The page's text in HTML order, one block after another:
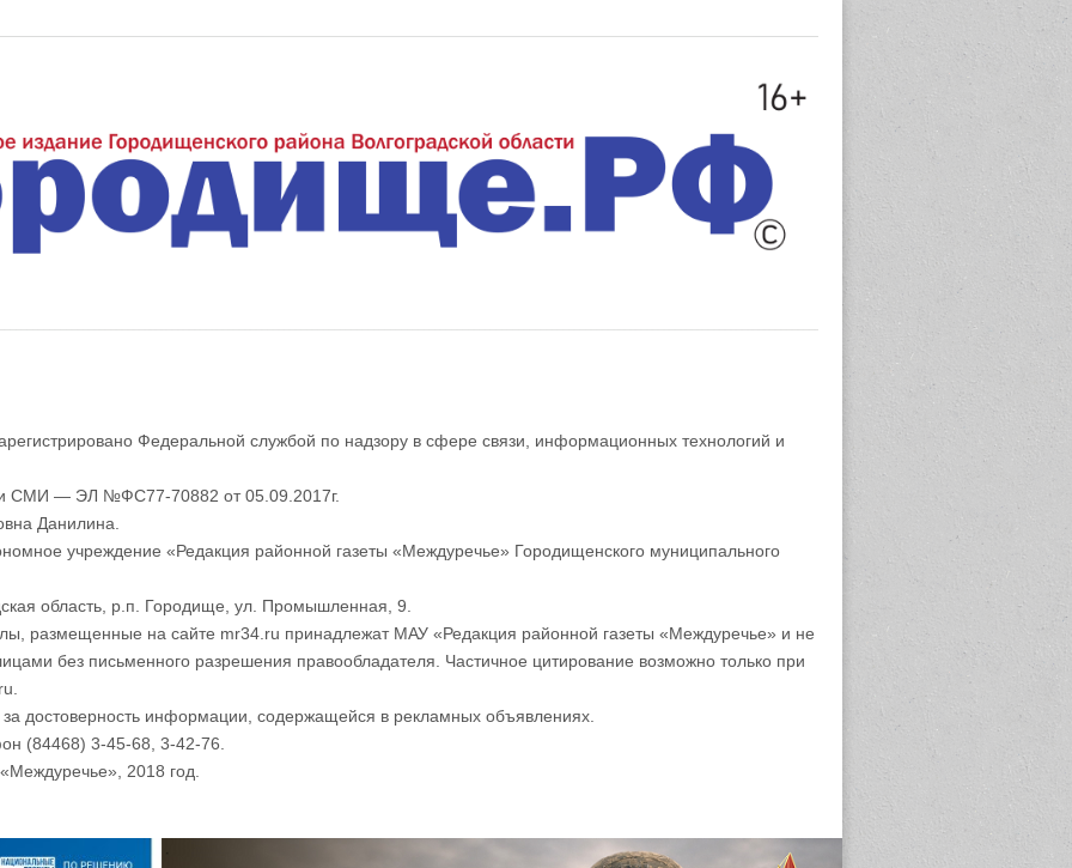
Федеральной службой по надзору в сфере связи, информационных технологий и
СМИ — ЭЛ №ФС77-70882 от 05.09.2017г.
Данилина.
учреждение «Редакция районной газеты «Междуречье» Городищенского муниципального
область, р.п. Городище, ул. Промышленная, 9.
размещенные на сайте mr34.ru принадлежат МАУ «Редакция районной газеты «Междуречье» и не
без письменного разрешения правообладателя. Частичное цитирование возможно только при
за достоверность информации, содержащейся в рекламных объявлениях.
(84468) 3-45-68, 3-42-76.
2018 год.